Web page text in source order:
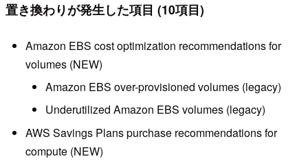
置き換わりが発生した項目 (10項目)
Amazon EBS cost optimization recommendations for
volumes (NEW)
Amazon EBS over-provisioned volumes (legacy)
Underutilized Amazon EBS volumes (legacy)
AWS Savings Plans purchase recommendations for
compute (NEW)